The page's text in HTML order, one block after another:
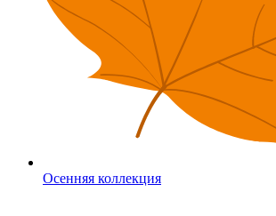
Осенняя коллекция